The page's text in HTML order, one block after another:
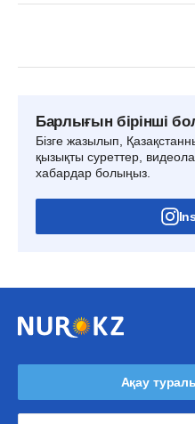
Барлығын бірінші
Бізге жазылып,
қызықты суреттер,
хабардар болыңыз.
Ақау